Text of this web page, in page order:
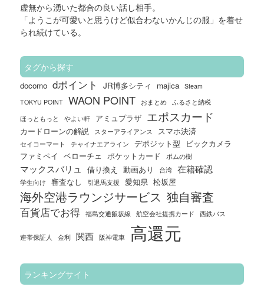
虚無から湧いた都合の良い話し相手。
「ようこが可愛いと思うけど似合わないかんじの服」を着せ
られ続けている。
タグから探す
docomo dポイント JR博多シティ majica Steam
TOKYU POINT
WAON POINT おまとめ
ふるさと納税
ほっともっと
やよい軒 アミュプラザ エポスカード
カードローンの解説 スターアライアンス スマホ決済
セイコーマート チャイナエアライン デポジット型
ビックカメラ
ファミペイ ベローチェ ポケットカード ポムの樹
マックスバリュ 借り換え 動画あり 台湾 在籍確認
学生向け 審査なし 引退馬支援 愛知県 松坂屋
海外空港ラウンジサービス 独自審査
百貨店でお得 福島交通飯坂線 航空会社提携カード 西鉄バス
連帯保証人 金利 関西 阪神電車 高還元
ランキングサイト